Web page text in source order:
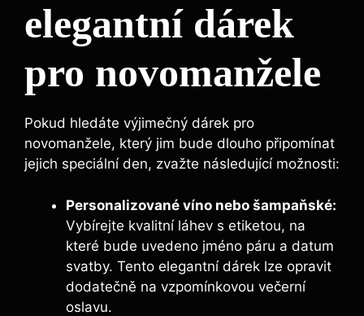
elegantní dárek
pro novomanžele
Pokud hledáte výjimečný dárek pro
novomanžele, který jim bude dlouho připomínat
jejich speciální den, zvažte následující možnosti:
Personalizované víno nebo šampaňské:
Vybírejte kvalitní láhev s etiketou, na
které bude uvedeno jméno páru a datum
svatby. Tento elegantní dárek lze opravit
dodatečně na vzpomínkovou večerní
oslavu.